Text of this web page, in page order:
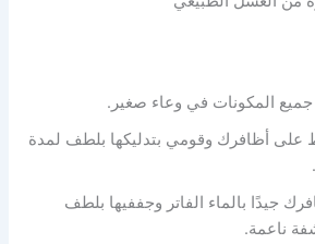
المكونات في وعاء صغير.
على أظافرك وقومي بتدليكها بلطف لمدة
جيدًا بالماء الفاتر وجففيها بلطف
ناعمة.